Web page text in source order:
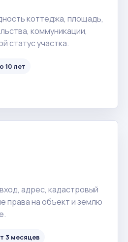
коттеджа, площадь,
коммуникации,
статус участка.
10 лет
адрес, кадастровый
права на объект и землю
3 месяцев